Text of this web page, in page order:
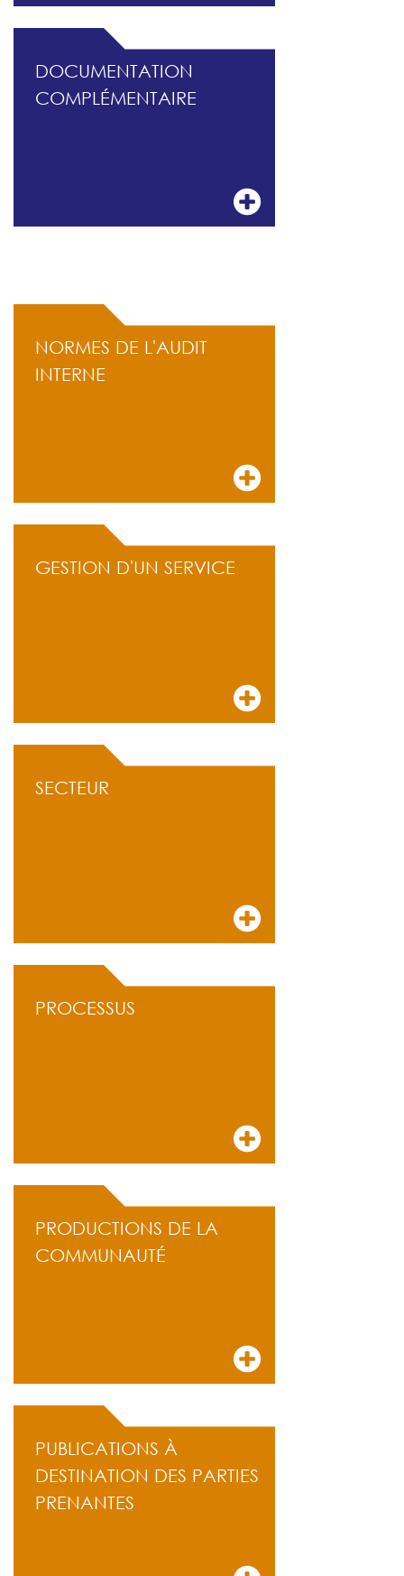
DOCUMENTATION
COMPLÉMENTAIRE
NORMES DE L'AUDIT
INTERNE
GESTION D'UN SERVICE
SECTEUR
PROCESSUS
PRODUCTIONS DE LA
COMMUNAUTÉ
PUBLICATIONS À
DESTINATION DES PARTIES
PRENANTES